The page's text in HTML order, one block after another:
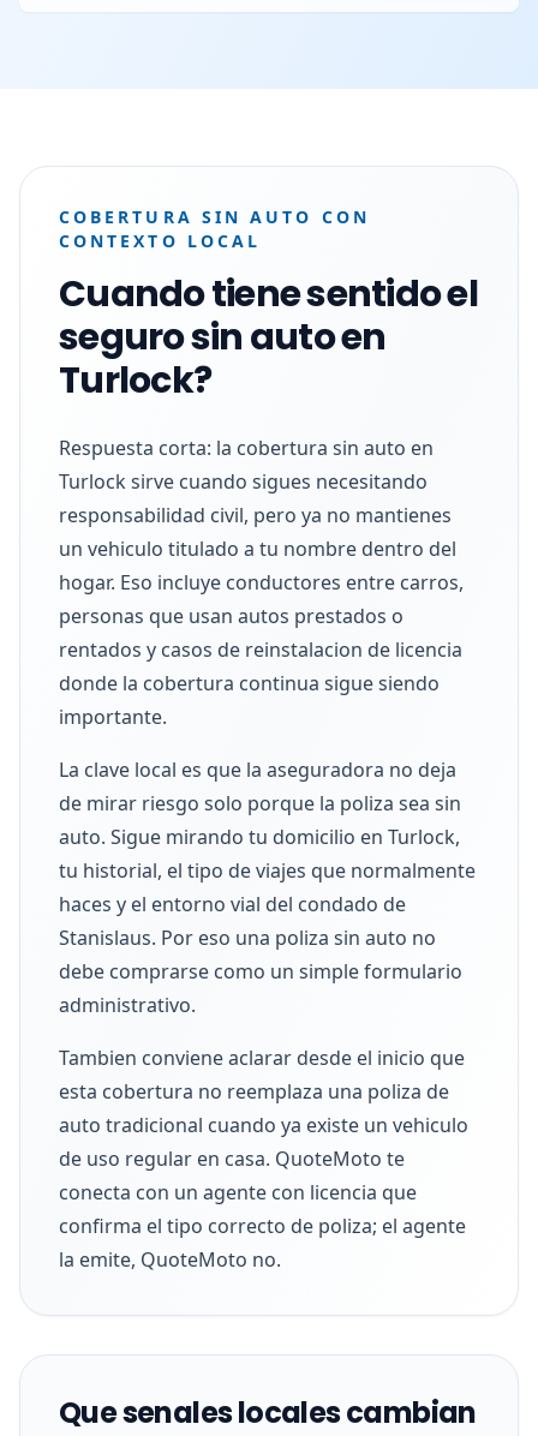
COBERTURA SIN AUTO CON
CONTEXTO LOCAL
Cuando tiene sentido el
seguro sin auto en
Turlock?
Respuesta corta: la cobertura sin auto en
Turlock sirve cuando sigues necesitando
responsabilidad civil, pero ya no mantienes
un vehiculo titulado a tu nombre dentro del
hogar. Eso incluye conductores entre carros,
personas que usan autos prestados o
rentados y casos de reinstalacion de licencia
donde la cobertura continua sigue siendo
importante.
La clave local es que la aseguradora no deja
de mirar riesgo solo porque la poliza sea sin
auto. Sigue mirando tu domicilio en Turlock,
tu historial, el tipo de viajes que normalmente
haces y el entorno vial del condado de
Stanislaus. Por eso una poliza sin auto no
debe comprarse como un simple formulario
administrativo.
Tambien conviene aclarar desde el inicio que
esta cobertura no reemplaza una poliza de
auto tradicional cuando ya existe un vehiculo
de uso regular en casa. QuoteMoto te
conecta con un agente con licencia que
confirma el tipo correcto de poliza; el agente
la emite, QuoteMoto no.
Que senales locales cambian